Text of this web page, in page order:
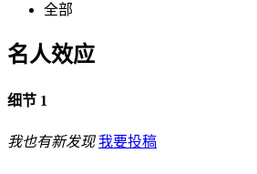
全部
名人效应
细节 1
我也有新发现 我要投稿